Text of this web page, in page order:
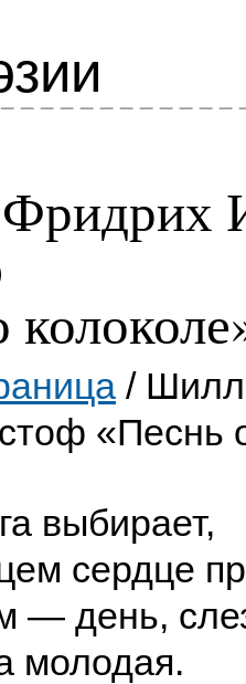
/
«Песнь
выбирает,
сердце
— день,
молодая.